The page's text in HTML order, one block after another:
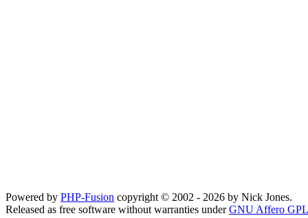
Powered by PHP-Fusion copyright © 2002 - 2026 by Nick Jones.
Released as free software without warranties underGNU Affero GPL